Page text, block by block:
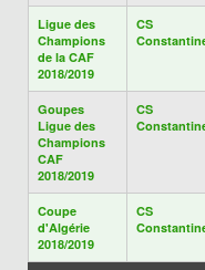
Ligue des
Champions
de la CAF
2018/2019
CS
Goupes
Ligue des
Champions
CAF
2018/2019
CS
Coupe
d'Algérie
2018/2019
CS